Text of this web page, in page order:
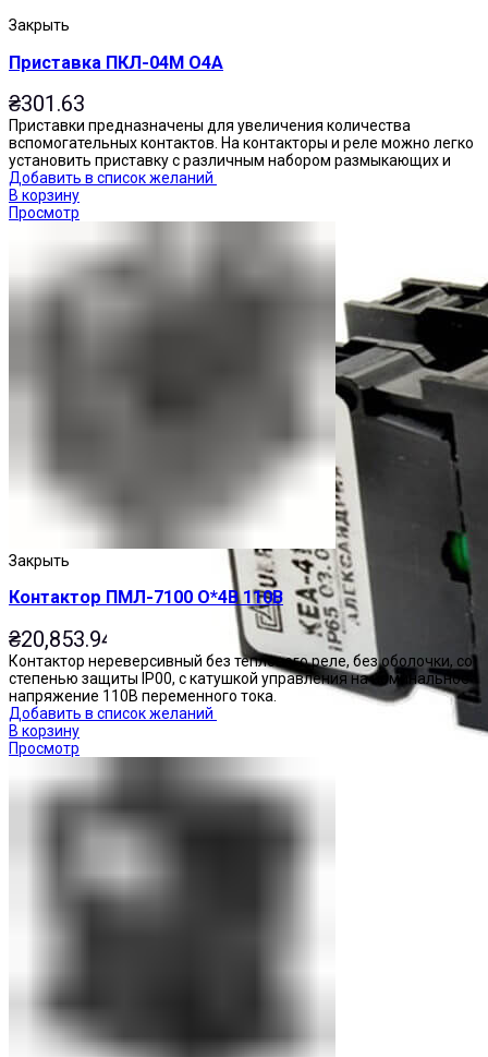
Закрыть
Приставка ПКЛ-04М О4А
₴301.63
Приставки предназначены для увеличения количества
вспомогательных контактов. На контакторы и реле можно легко
установить приставку с различным набором размыкающих и
Добавить в список желаний
В корзину
Просмотр
Закрыть
Контактор ПМЛ-7100 О*4В 110В
₴20,853.94
Контактор нереверсивный без теплового реле, без оболочки, со
степенью защиты IP00, с катушкой управления на номинальное
напряжение 110В переменного тока.
Добавить в список желаний
В корзину
Просмотр